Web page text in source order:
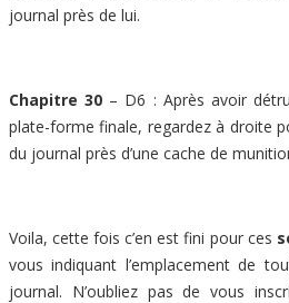
journal près de lui.
Chapitre 30 – D6 : Après avoir
plate-forme finale, regardez à droite
du journal près d’une cache de
Voila, cette fois c’en est fini pour ces
vous indiquant l’emplacement de
journal. N’oubliez pas de vous